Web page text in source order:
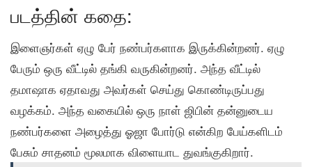
படத்தின் கதை:
இளைஞர்கள் ஏழு பேர் நண்பர்களாக இருக்கின்றனர். ஏழு
பேரும் ஒரு வீட்டில் தங்கி வருகின்றனர். அந்த வீட்டில்
தமாஷாக ஏதாவது அவர்கள் செய்து கொண்டிருப்பது
வழக்கம். அந்த வகையில் ஒரு நாள் ஜிபின் தன்னுடைய
நண்பர்களை அழைத்து ஓஜா போர்டு என்கிற பேய்களிடம்
பேசும் சாதனம் மூலமாக விளையாட துவங்குகிறார்.